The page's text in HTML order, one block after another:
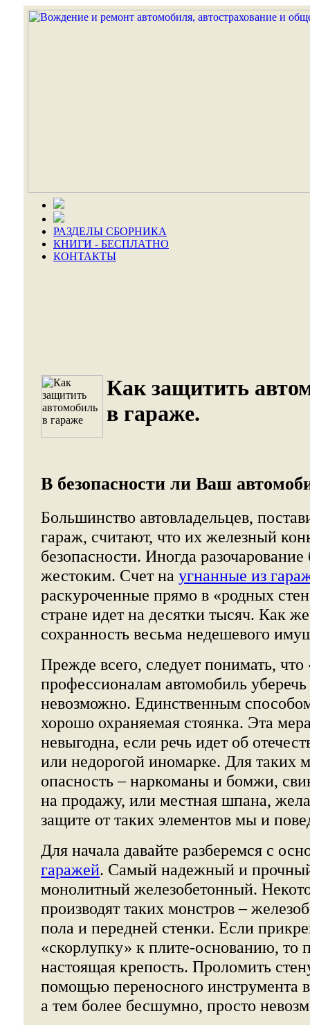
РАЗДЕЛЫ СБОРНИКА
КНИГИ - БЕСПЛАТНО
КОНТАКТЫ
Как защитить
в гараже.
В безопасности ли Ваш
Большинство автовладельцев,
гараж, считают, что их железный
безопасности. Иногда разочарование
жестоким. Счет на угнанные из
раскуроченные прямо в «родных
стране идет на десятки тысяч. Как
сохранность весьма недешевого
Прежде всего, следует понимать, что
профессионалам автомобиль
невозможно. Единственным
хорошо охраняемая стоянка. Эта
невыгодна, если речь идет об
или недорогой иномарке. Для таких
опасность – наркоманы и бомжи,
на продажу, или местная шпана,
защите от таких элементов мы и
Для начала давайте разберемся с
гаражей. Самый надежный и
монолитный железобетонный.
производят таких монстров –
пола и передней стенки. Если
«скорлупку» к плите-основанию, то
настоящая крепость. Проломить
помощью переносного инструмента
а тем более бесшумно, просто